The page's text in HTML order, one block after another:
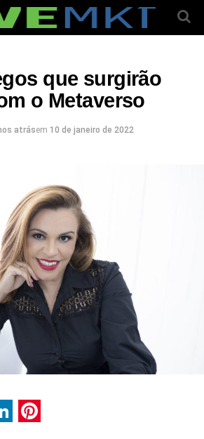
que surgirão
o Metaverso
atrásem 10 de janeiro de 2022